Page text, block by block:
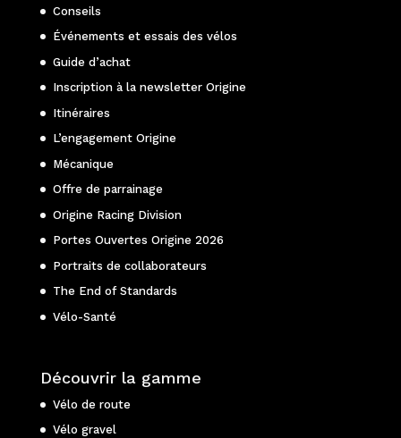
Conseils
Événements et essais des vélos
Guide d’achat
Inscription à la newsletter Origine
Itinéraires
L’engagement Origine
Mécanique
Offre de parrainage
Origine Racing Division
Portes Ouvertes Origine 2026
Portraits de collaborateurs
The End of Standards
Vélo-Santé
Découvrir la gamme
Vélo de route
Vélo gravel